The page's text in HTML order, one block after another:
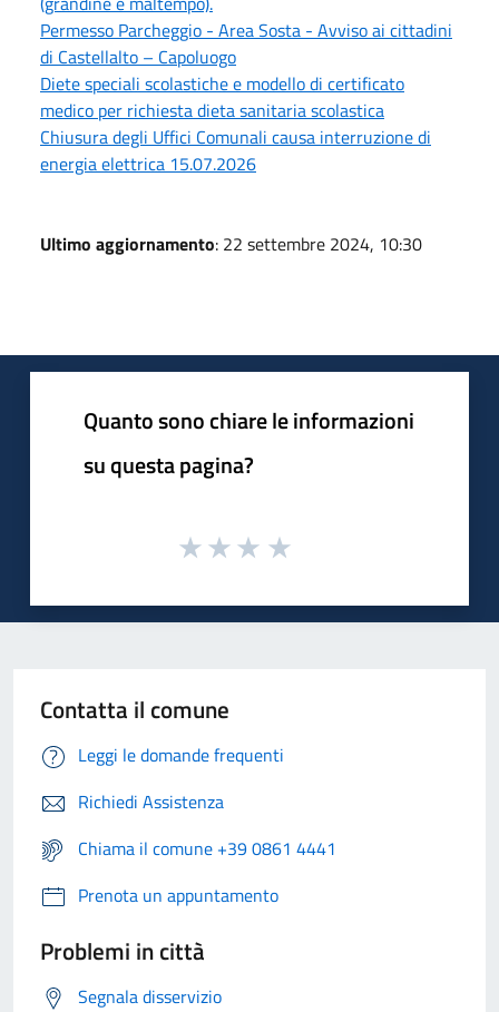
Permesso Parcheggio - Area Sosta - Avviso ai cittadini
di Castellalto – Capoluogo
Diete speciali scolastiche e modello di certificato
medico per richiesta dieta sanitaria scolastica
Chiusura degli Uffici Comunali causa interruzione di
energia elettrica 15.07.2026
Ultimo aggiornamento: 22 settembre 2024, 10:30
Quanto sono chiare le informazioni
su questa pagina?
Contatta il comune
Leggi le domande frequenti
Richiedi Assistenza
Chiama il comune +39 0861 4441
Prenota un appuntamento
Problemi in città
Segnala disservizio